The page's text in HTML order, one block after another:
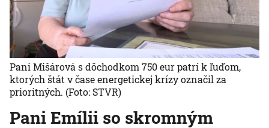
Pani Emílii so skromným
Pani Mišárová s dôchodkom 750 eur patrí k ľuďom,
ktorých štát v čase energetickej krízy označil za
prioritných. (Foto: STVR)